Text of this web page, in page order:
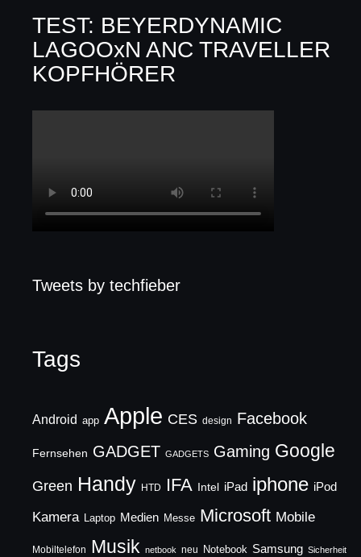
TEST: BEYERDYNAMIC
LAGOOxN ANC TRAVELLER
KOPFHÖRER
Tweets by techfieber
Tags
Android app Apple CES design Facebook
Fernsehen GADGET GADGETS Gaming Google
Green Handy HTD IFA Intel iPad iphone iPod
Kamera Laptop Medien Messe Microsoft Mobile
Mobiltelefon Musik netbook neu Notebook Samsung Sicherheit